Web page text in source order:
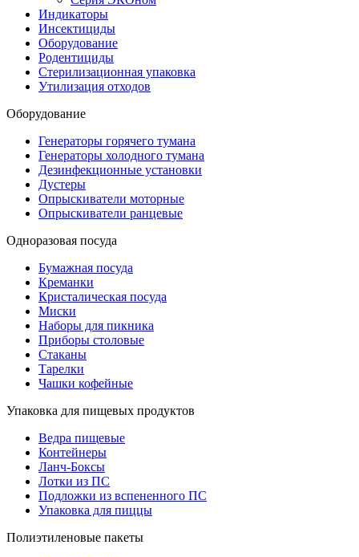
Индикаторы
Инсектициды
Оборудование
Родентициды
Стерилизационная упаковка
Утилизация отходов
Оборудование
Генераторы горячего тумана
Генераторы холодного тумана
Дезинфекционные установки
Дустеры
Опрыскиватели моторные
Опрыскиватели ранцевые
Одноразовая посуда
Бумажная посуда
Креманки
Кристалическая посуда
Миски
Наборы для пикника
Приборы столовые
Стаканы
Тарелки
Чашки кофейные
Упаковка для пищевых продуктов
Ведра пищевые
Контейнеры
Ланч-Боксы
Лотки из ПС
Подложки из вспененного ПС
Упаковка для пиццы
Полиэтиленовые пакеты